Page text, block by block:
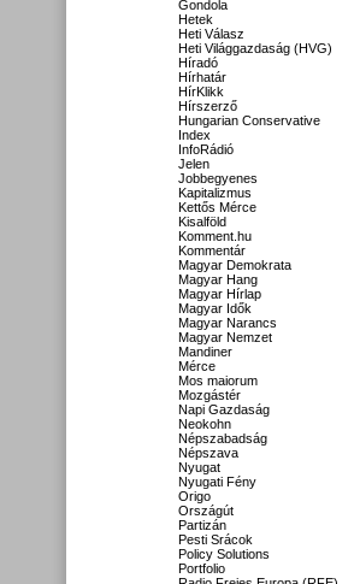
Gondola
Hetek
Heti Válasz
Heti Világgazdaság (HVG)
Híradó
Hírhatár
HírKlikk
Hírszerző
Hungarian Conservative
Index
InfoRádió
Jelen
Jobbegyenes
Kapitalizmus
Kettős Mérce
Kisalföld
Komment.hu
Kommentár
Magyar Demokrata
Magyar Hang
Magyar Hírlap
Magyar Idők
Magyar Narancs
Magyar Nemzet
Mandiner
Mérce
Mos maiorum
Mozgástér
Napi Gazdaság
Neokohn
Népszabadság
Népszava
Nyugat
Nyugati Fény
Origo
Országút
Partizán
Pesti Srácok
Policy Solutions
Portfolio